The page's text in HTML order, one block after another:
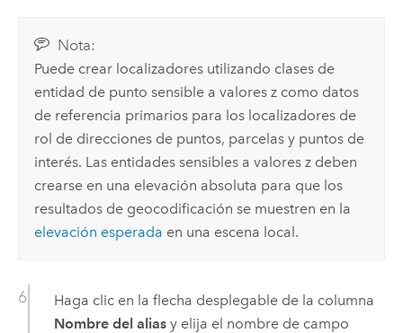
Nota:
Puede crear localizadores utilizando clases de
entidad de punto sensible a valores z como datos
de referencia primarios para los localizadores de
rol de direcciones de puntos, parcelas y puntos de
interés. Las entidades sensibles a valores z deben
crearse en una elevación absoluta para que los
resultados de geocodificación se muestren en la
elevación esperada en una escena local.
Haga clic en la flecha desplegable de la columna
Nombre del aliasy elija el nombre de campo